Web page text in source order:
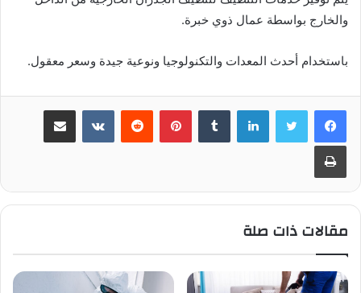
والخارج بواسطة عمال ذوي خبرة.
باستخدام أحدث المعدات والتكنولوجيا ونوعية جيدة وسعر معقول.
لينكدإن بينتيريست مشاركة عبر البريد
طباعة
مقالات ذات صلة